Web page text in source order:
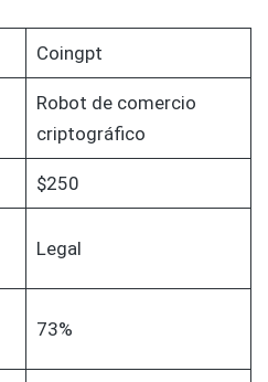
Coingpt
Robot de comercio
criptográfico
$250
Legal
73%